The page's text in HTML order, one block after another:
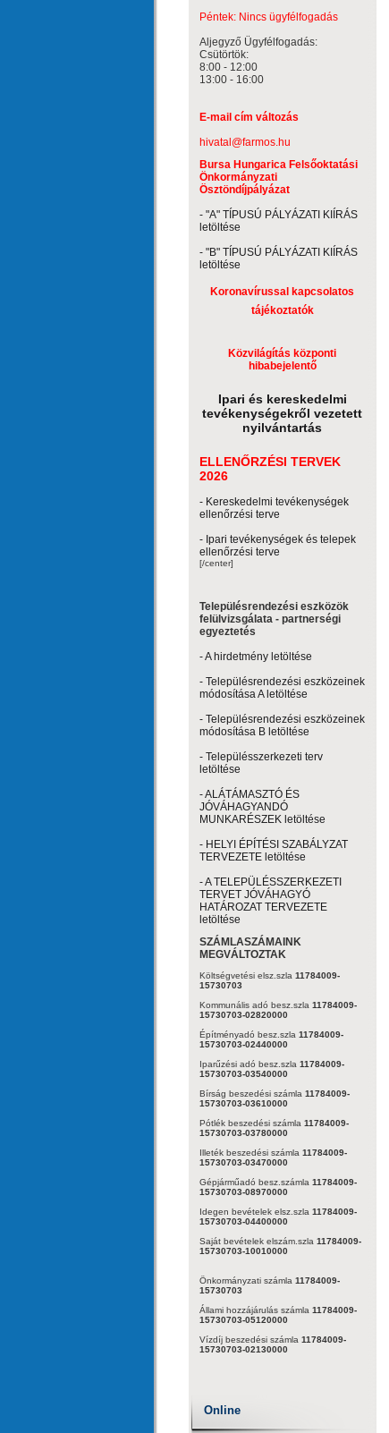
Péntek: Nincs ügyfélfogadás
Aljegyző Ügyfélfogadás:
Csütörtök:
8:00 - 12:00
13:00 - 16:00
E-mail cím változás
hivatal@farmos.hu
Bursa Hungarica Felsőoktatási
Önkormányzati
Ösztöndíjpályázat
- "A" TÍPUSÚ PÁLYÁZATI KIÍRÁS
letöltése
- "B" TÍPUSÚ PÁLYÁZATI KIÍRÁS
letöltése
Koronavírussal kapcsolatos
tájékoztatók
Közvilágítás központi
hibabejelentő
Ipari és kereskedelmi
tevékenységekről vezetett
nyilvántartás
ELLENŐRZÉSI TERVEK
2026
- Kereskedelmi tevékenységek
ellenőrzési terve
- Ipari tevékenységek és telepek
ellenőrzési terve
[/center]
Településrendezési eszközök
felülvizsgálata - partnerségi
egyeztetés
- A hirdetmény letöltése
- Településrendezési eszközeinek
módosítása A letöltése
- Településrendezési eszközeinek
módosítása B letöltése
- Településszerkezeti terv
letöltése
- ALÁTÁMASZTÓ ÉS
JÓVÁHAGYANDÓ
MUNKARÉSZEK letöltése
- HELYI ÉPÍTÉSI SZABÁLYZAT
TERVEZETE letöltése
- A TELEPÜLÉSSZERKEZETI
TERVET JÓVÁHAGYÓ
HATÁROZAT TERVEZETE
letöltése
SZÁMLASZÁMAINK
MEGVÁLTOZTAK
Költségvetési elsz.szla 11784009-
15730703
Kommunális adó besz.szla 11784009-
15730703-02820000
Építményadó besz.szla 11784009-
15730703-02440000
Iparűzési adó besz.szla 11784009-
15730703-03540000
Bírság beszedési számla 11784009-
15730703-03610000
Pótlék beszedési számla 11784009-
15730703-03780000
Illeték beszedési számla 11784009-
15730703-03470000
Gépjárműadó besz.számla 11784009-
15730703-08970000
Idegen bevételek elsz.szla 11784009-
15730703-04400000
Saját bevételek elszám.szla 11784009-
15730703-10010000
Önkormányzati számla 11784009-
15730703
Állami hozzájárulás számla 11784009-
15730703-05120000
Vízdíj beszedési számla 11784009-
15730703-02130000
Online